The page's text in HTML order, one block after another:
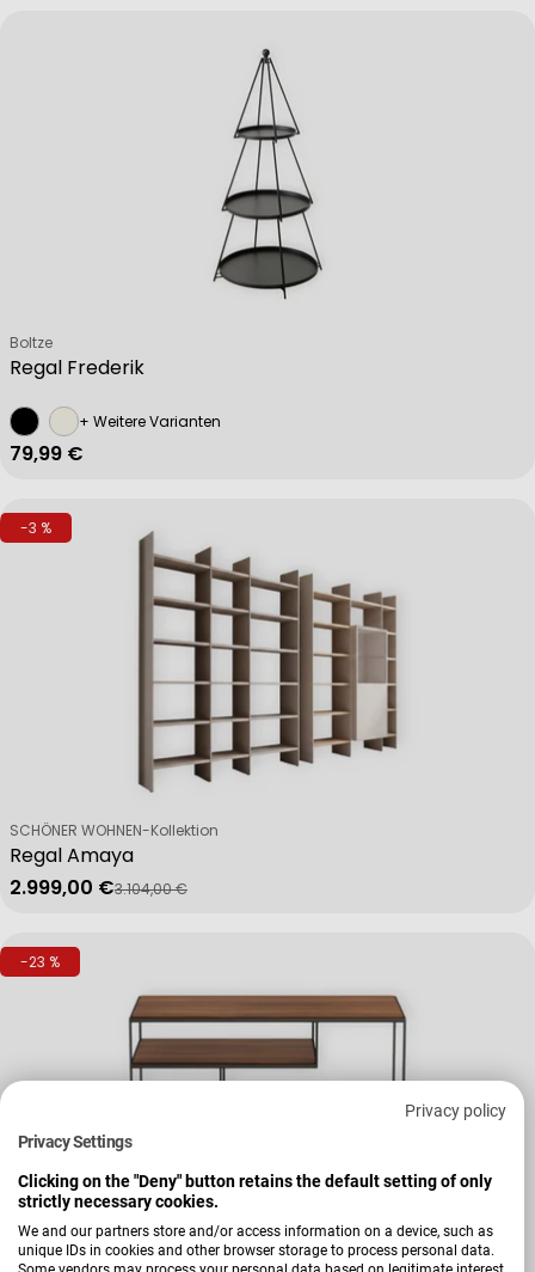
Privacy policy
Privacy Settings
Clicking on the "Deny" button retains the default setting of only
strictly necessary cookies.
We and our partners store and/or access information on a device, such as
unique IDs in cookies and other browser storage to process personal data.
Regal Frederik
Verkäufer:
Boltze
+ Weitere Varianten
Regulärer Preis
79,99 €
-3 %
Regal Amaya
Verkäufer:
SCHÖNER WOHNEN-Kollektion
Verkaufspreis
2.999,00 €
Regulärer Preis
3.104,00 €
-23 %
Verkäufer:
Musterring